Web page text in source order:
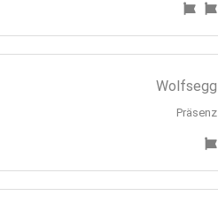
Wolfsegg
Präsenz